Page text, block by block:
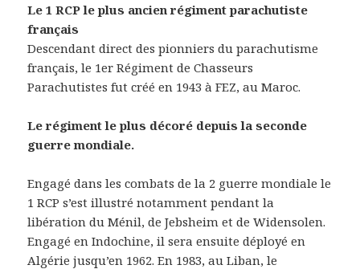
Le 1 RCP le plus ancien régiment parachutiste
français
Descendant direct des pionniers du parachutisme
français, le 1er Régiment de Chasseurs
Parachutistes fut créé en 1943 à FEZ, au Maroc.
Le régiment le plus décoré depuis la seconde
guerre mondiale.
Engagé dans les combats de la 2 guerre mondiale le
1 RCP s’est illustré notamment pendant la
libération du Ménil, de Jebsheim et de Widensolen.
Engagé en Indochine, il sera ensuite déployé en
Algérie jusqu’en 1962. En 1983, au Liban, le